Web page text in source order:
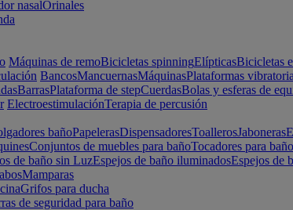
nasalOrinales
Máquinas de remoBicicletas spinningElípticasBicicletas
BancosMancuernasMáquinasPlataformas
BarrasPlataforma de stepCuerdasBolas y esferas de
ElectroestimulaciónTerapia de percusión
bañoPapelerasDispensadoresToallerosJaboneras
Conjuntos de muebles para bañoTocadores para baño
de baño sin LuzEspejos de baño iluminadosEspejos de
Mamparas
Grifos para ducha
de seguridad para baño